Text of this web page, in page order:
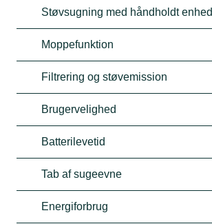
Støvsugning med håndholdt enhed
Moppefunktion
Filtrering og støvemission
Brugervelighed
Batterilevetid
Tab af sugeevne
Energiforbrug